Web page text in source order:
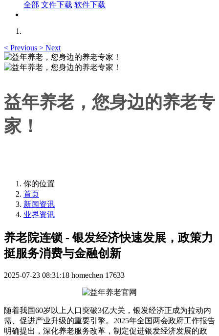
全部 文件下载 软件下载
< Previous > Next
益年养老，您身边的养老专
家！
你的位置
首页
新闻资讯
业界资讯
养老院连锁 - 银发经济快速发展，政策力
挺服务消费与金融创新
2025-07-23 08:31:18 homechen 17633
随着我国60岁以上人口突破3亿大关，银发经济正成为拉动内
需、促进产业升级的重要引擎。2025年全国两会政府工作报告
明确提出，深化养老服务改革，制定促进银发经济发展的政